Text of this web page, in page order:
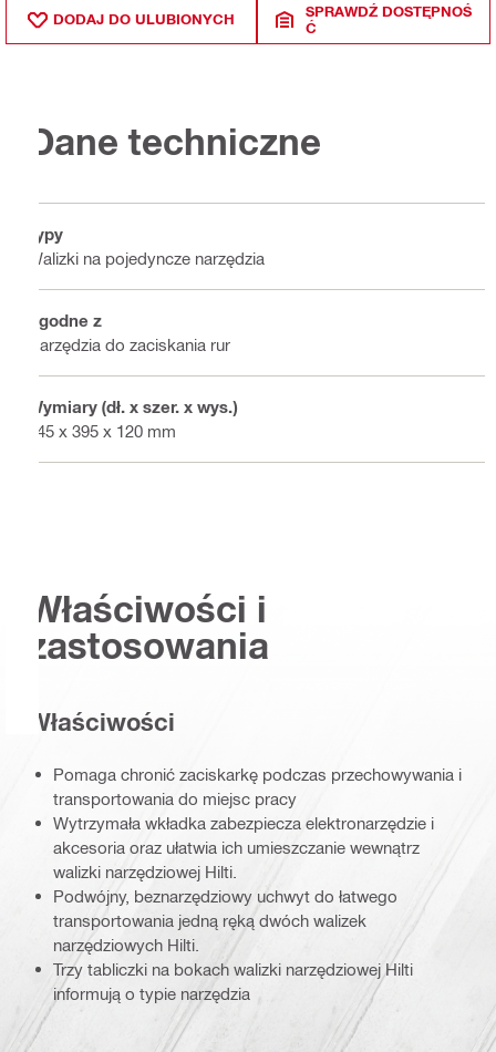
DODAJ DO ULUBIONYCH
SPRAWDŹ DOSTĘPNOŚ
Ć
Dane techniczne
Typy
Walizki na pojedyncze narzędzia
Zgodne z
Narzędzia do zaciskania rur
Wymiary (dł. x szer. x wys.)
445 x 395 x 120 mm
Właściwości i
zastosowania
Właściwości
Pomaga chronić zaciskarkę podczas przechowywania i
transportowania do miejsc pracy
Wytrzymała wkładka zabezpiecza elektronarzędzie i
akcesoria oraz ułatwia ich umieszczanie wewnątrz
walizki narzędziowej Hilti.
Podwójny, beznarzędziowy uchwyt do łatwego
transportowania jedną ręką dwóch walizek
narzędziowych Hilti.
Trzy tabliczki na bokach walizki narzędziowej Hilti
informują o typie narzędzia